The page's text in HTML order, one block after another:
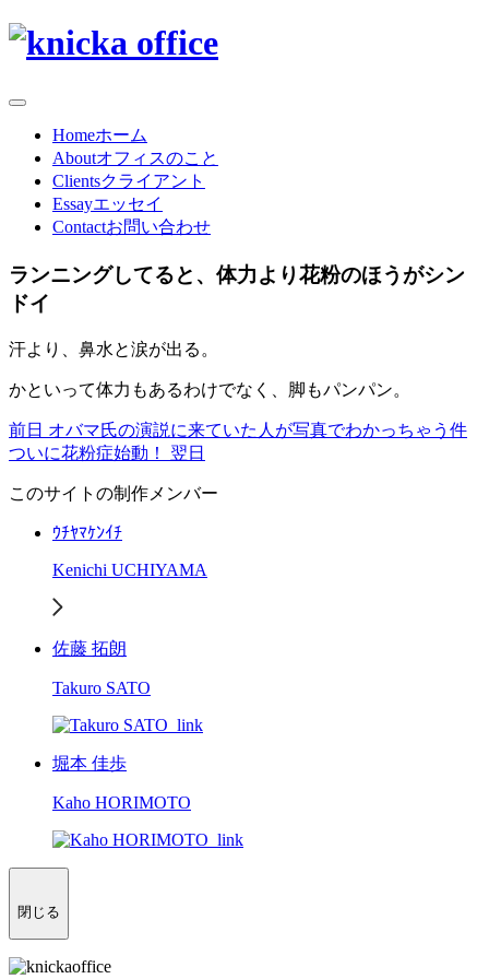
Homeホーム
Aboutオフィスのこと
Clientsクライアント
Essayエッセイ
Contactお問い合わせ
ランニングしてると、体力より花粉のほうがシン
ドイ
汗より、鼻水と涙が出る。
かといって体力もあるわけでなく、脚もパンパン。
前日 オバマ氏の演説に来ていた人が写真でわかっちゃう件
ついに花粉症始動！ 翌日
このサイトの制作メンバー
ｳﾁﾔﾏｹﾝｲﾁ
Kenichi UCHIYAMA
佐藤 拓朗
Takuro SATO
堀本 佳歩
Kaho HORIMOTO
閉じる